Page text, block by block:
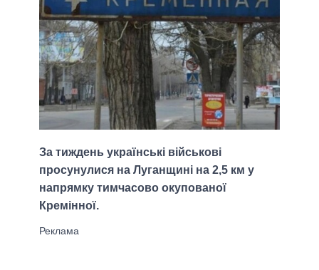
За тиждень українські військові
просунулися на Луганщині на 2,5 км у
напрямку тимчасово окупованої
Кремінної.